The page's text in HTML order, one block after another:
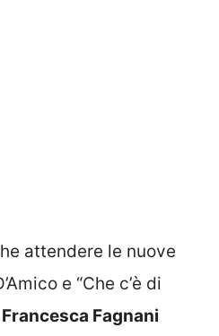
attendere le nuove
e “Che c’è di
Francesca Fagnani